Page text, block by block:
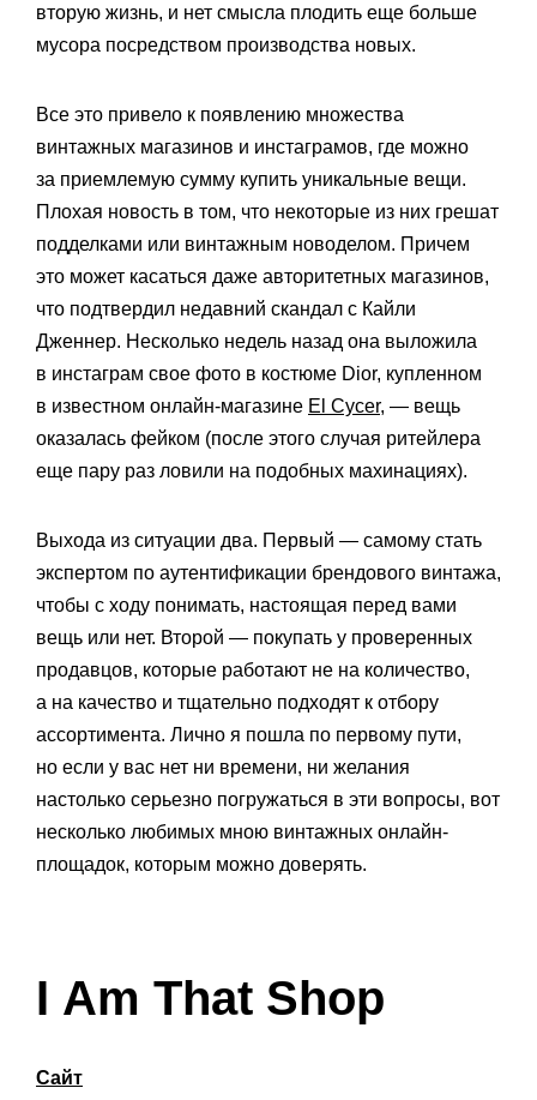
вторую жизнь, и нет смысла плодить еще больше
мусора посредством производства новых.
Все это привело к появлению множества
винтажных магазинов и инстаграмов, где можно
за приемлемую сумму купить уникальные вещи.
Плохая новость в том, что некоторые из них грешат
подделками или винтажным новоделом. Причем
это может касаться даже авторитетных магазинов,
что подтвердил недавний скандал с Кайли
Дженнер. Несколько недель назад она выложила
в инстаграм свое фото в костюме Dior, купленном
в известном онлайн-магазине El Cycer, — вещь
оказалась фейком (после этого случая ритейлера
еще пару раз ловили на подобных махинациях).
Выхода из ситуации два. Первый — самому стать
экспертом по аутентификации брендового винтажа,
чтобы с ходу понимать, настоящая перед вами
вещь или нет. Второй — покупать у проверенных
продавцов, которые работают не на количество,
а на качество и тщательно подходят к отбору
ассортимента. Лично я пошла по первому пути,
но если у вас нет ни времени, ни желания
настолько серьезно погружаться в эти вопросы, вот
несколько любимых мною винтажных онлайн-
площадок, которым можно доверять.
I Am That Shop
Сайт